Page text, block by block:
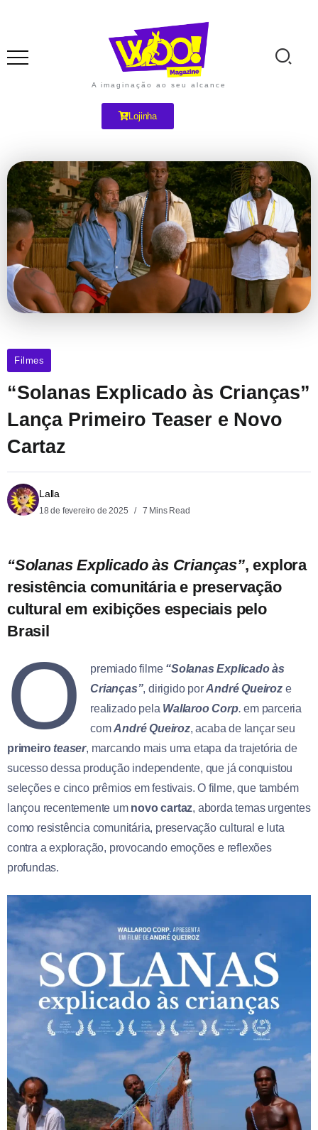
A imaginação ao seu alcance
Lojinha
Filmes
“Solanas Explicado às Crianças”
Lança Primeiro Teaser e Novo
Cartaz
Lalla
18 de fevereiro de 2025 7 Mins Read
“Solanas Explicado às Crianças”, explora
resistência comunitária e preservação
cultural em exibições especiais pelo
Brasil
O premiado filme “Solanas Explicado às
Crianças”, dirigido porAndré Queiroze
realizado pela Wallaroo Corp. em parceria
comAndré Queiroz, acaba de lançar seu
primeiroteaser, marcando mais uma etapa da trajetória de
sucesso dessa produção independente, que já conquistou
seleções e cinco prêmios em festivais. O filme, que também
lançou recentemente um novo cartaz, aborda temas urgentes
como resistência comunitária, preservação cultural e luta
contra a exploração, provocando emoções e reflexões
profundas.